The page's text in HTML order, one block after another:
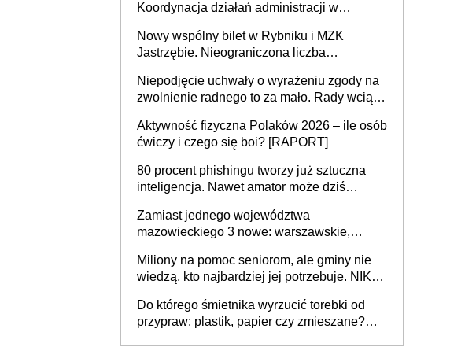
Koordynacja działań administracji w
Nowy wspólny bilet w Rybniku i MZK
Jastrzębie. Nieograniczona liczba
Niepodjęcie uchwały o wyrażeniu zgody na
zwolnienie radnego to za mało. Rady wciąż
rozstrzygać sprawy
Aktywność fizyczna Polaków 2026 – ile osób
ćwiczy i czego się boi? [RAPORT]
80 procent phishingu tworzy już sztuczna
inteligencja. Nawet amator może dziś
Zamiast jednego województwa
mazowieckiego 3 nowe: warszawskie,
Europie nie ma tak dużych jednostek
stołecznych
Miliony na pomoc seniorom, ale gminy nie
wiedzą, kto najbardziej jej potrzebuje. NIK
Do którego śmietnika wyrzucić torebki od
przypraw: plastik, papier czy zmieszane?